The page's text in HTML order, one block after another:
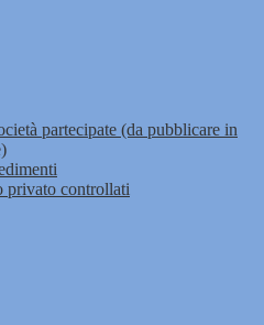
partecipate (da pubblicare in
privato controllati